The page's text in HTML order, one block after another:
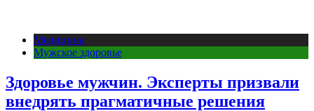
Медицина
Мужское здоровье
Здоровье мужчин. Эксперты призвали
внедрять прагматичные решения